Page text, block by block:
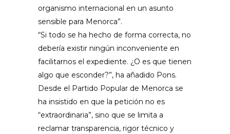
organismo internacional en un asunto
sensible para Menorca”.
“Si todo se ha hecho de forma correcta, no
debería existir ningún inconveniente en
facilitarnos el expediente. ¿O es que tienen
algo que esconder?”, ha añadido Pons.
Desde el Partido Popular de Menorca se
ha insistido en que la petición no es
“extraordinaria”, sino que se limita a
reclamar transparencia, rigor técnico y